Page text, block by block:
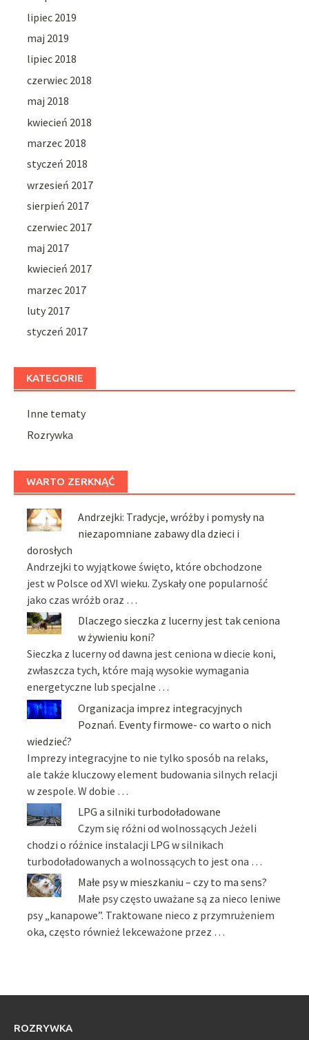
lipiec 2019
maj 2019
lipiec 2018
czerwiec 2018
maj 2018
kwiecień 2018
marzec 2018
styczeń 2018
wrzesień 2017
sierpień 2017
czerwiec 2017
maj 2017
kwiecień 2017
marzec 2017
luty 2017
styczeń 2017
KATEGORIE
Inne tematy
Rozrywka
WARTO ZERKNĄĆ
Andrzejki: Tradycje, wróżby i pomysły na
niezapomniane zabawy dla dzieci i
dorosłych
Andrzejki to wyjątkowe święto, które obchodzone
jest w Polsce od XVI wieku. Zyskały one popularność
jako czas wróżb oraz …
Dlaczego sieczka z lucerny jest tak ceniona
w żywieniu koni?
Sieczka z lucerny od dawna jest ceniona w diecie koni,
zwłaszcza tych, które mają wysokie wymagania
energetyczne lub specjalne …
Organizacja imprez integracyjnych
Poznań. Eventy firmowe- co warto o nich
wiedzieć?
Imprezy integracyjne to nie tylko sposób na relaks,
ale także kluczowy element budowania silnych relacji
w zespole. W dobie …
LPG a silniki turbodoładowane
Czym się różni od wolnossących Jeżeli
chodzi o różnice instalacji LPG w silnikach
turbodoładowanych a wolnossących to jest ona …
Małe psy w mieszkaniu – czy to ma sens?
Małe psy często uważane są za nieco leniwe
psy „kanapowe”. Traktowane nieco z przymrużeniem
oka, często również lekceważone przez …
ROZRYWKA